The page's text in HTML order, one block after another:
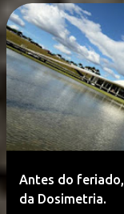
Antes do
da Dosimetria.